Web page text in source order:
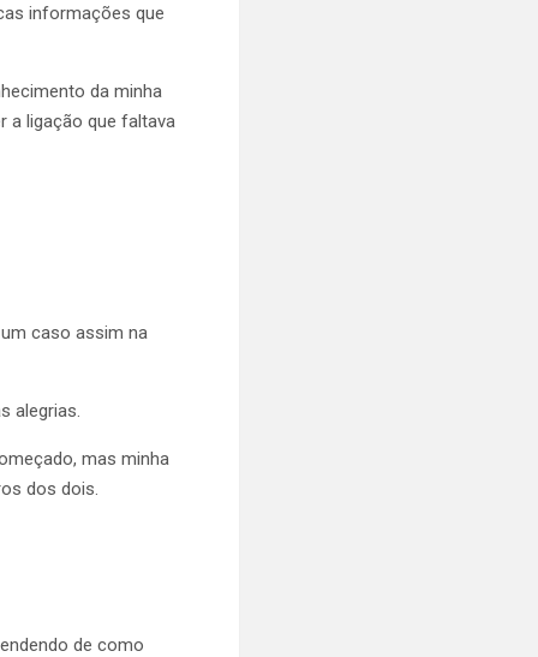
informações que
da minha
a ligação que faltava
caso assim na
alegrias.
mas minha
dos dois.
de como